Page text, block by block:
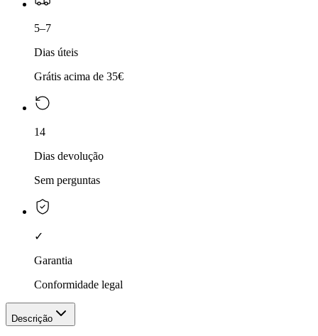
5–7
Dias úteis
Grátis acima de 35€
14
Dias devolução
Sem perguntas
✓
Garantia
Conformidade legal
Descrição